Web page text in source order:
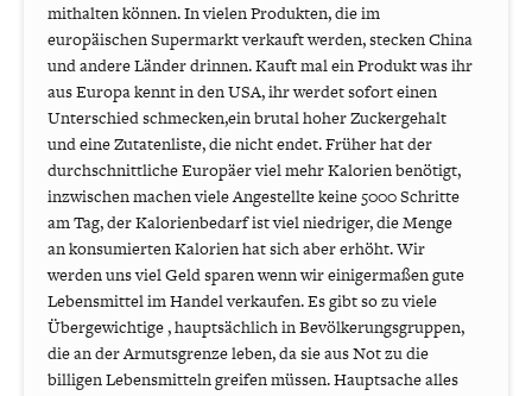
mithalten können. In vielen Produkten, die im
europäischen Supermarkt verkauft werden, stecken China
und andere Länder drinnen. Kauft mal ein Produkt was ihr
aus Europa kennt in den USA, ihr werdet sofort einen
Unterschied schmecken,ein brutal hoher Zuckergehalt
und eine Zutatenliste, die nicht endet. Früher hat der
durchschnittliche Europäer viel mehr Kalorien benötigt,
inzwischen machen viele Angestellte keine 5000 Schritte
am Tag, der Kalorienbedarf ist viel niedriger, die Menge
an konsumierten Kalorien hat sich aber erhöht. Wir
werden uns viel Geld sparen wenn wir einigermaßen gute
Lebensmittel im Handel verkaufen. Es gibt so zu viele
Übergewichtige , hauptsächlich in Bevölkerungsgruppen,
die an der Armutsgrenze leben, da sie aus Not zu die
billigen Lebensmitteln greifen müssen. Hauptsache alles